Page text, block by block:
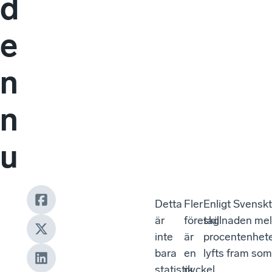
d
e
n
n
u
Detta
är
inte
bara
Fler
företag
är
en
Enligt
skillnaden
lyfts fram